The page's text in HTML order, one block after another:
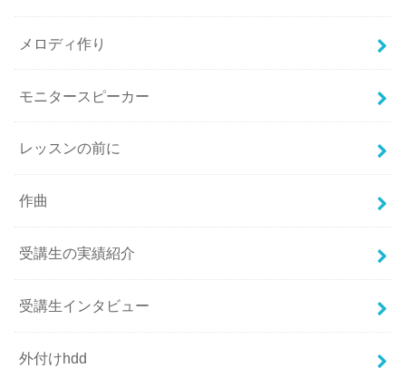
メロディ作り
モニタースピーカー
レッスンの前に
作曲
受講生の実績紹介
受講生インタビュー
外付けhdd